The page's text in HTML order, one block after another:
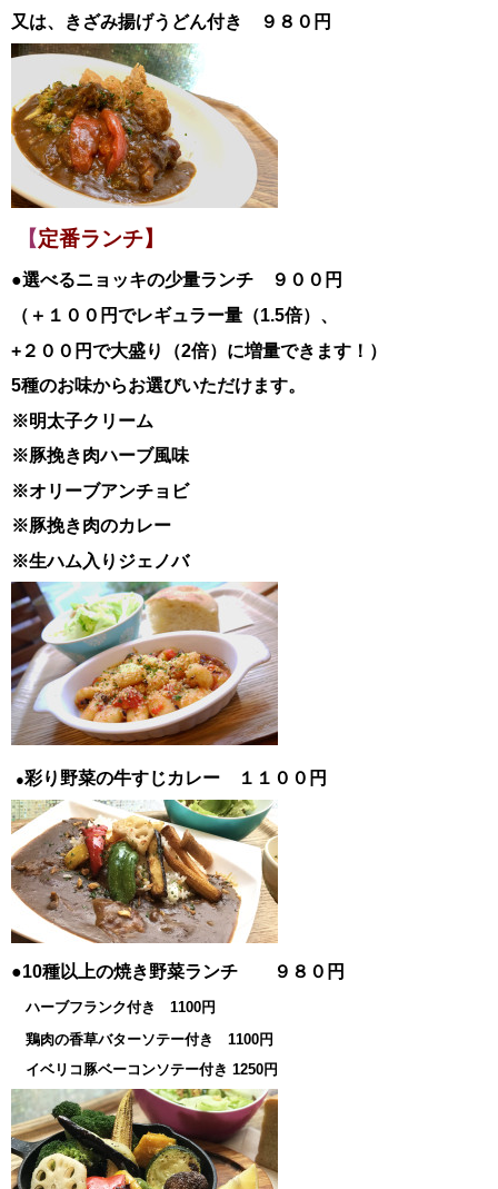
又は、きざみ揚げうどん付き ９８０円
【定番ランチ】
●選べるニョッキの少量ランチ ９００円
（＋１００円でレギュラー量（1.5倍）、
+２００円で大盛り（2倍）に増量できます！）
5種のお味からお選びいただけます。
※明太子クリーム
※豚挽き肉ハーブ風味
※オリーブアンチョビ
※豚挽き肉のカレー
※生ハム入りジェノバ
●彩り野菜の牛すじカレー １１００円
●10種以上の焼き野菜ランチ ９８０円
ハーブフランク付き 1100円
鶏肉の香草バターソテー付き 1100円
イベリコ豚ベーコンソテー付き 1250円